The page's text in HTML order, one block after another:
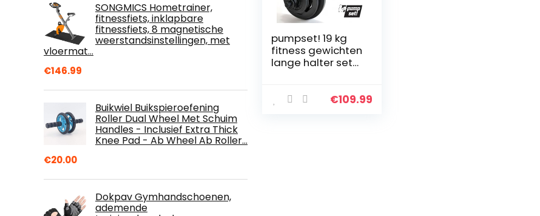
SONGMICS Hometrainer,
fitnessfiets, inklapbare
fitnessfiets, 8 magnetische
weerstandsinstellingen, met
vloermat…
€146.99
Buikwiel Buikspieroefening
Roller Dual Wheel Met Schuim
Handles - Inclusief Extra Thick
Knee Pad - Ab Wheel Ab Roller…
€20.00
Dokpav Gymhandschoenen,
ademende
pumpset! 19 kg
fitness gewichten
lange halter set
ogen
€109.99